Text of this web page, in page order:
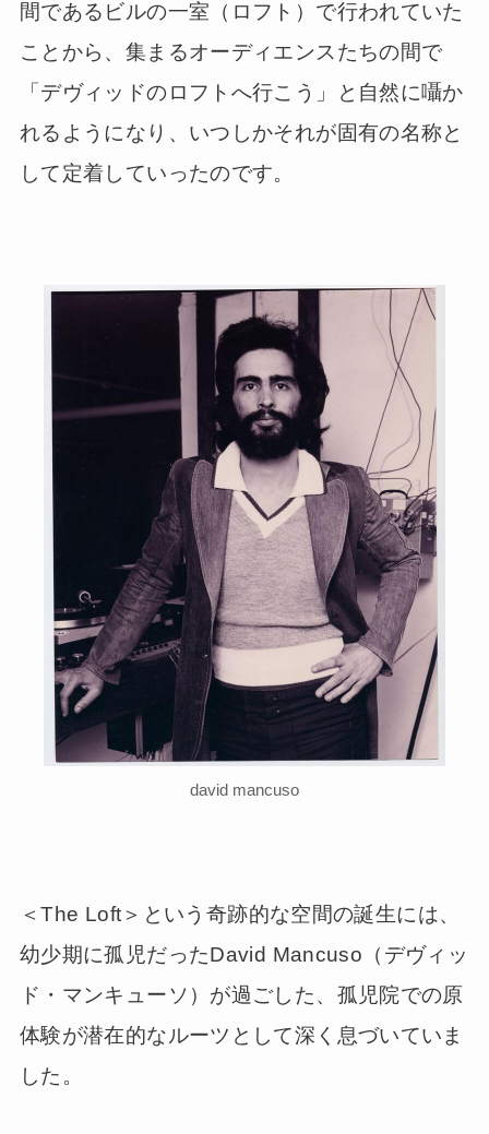
間であるビルの一室（ロフト）で行われていた
ことから、集まるオーディエンスたちの間で
「デヴィッドのロフトへ行こう」と自然に囁か
れるようになり、いつしかそれが固有の名称と
して定着していったのです。
david mancuso
＜The Loft＞という奇跡的な空間の誕生には、
幼少期に孤児だったDavid Mancuso（デヴィッ
ド・マンキューソ）が過ごした、孤児院での原
体験が潜在的なルーツとして深く息づいていま
した。